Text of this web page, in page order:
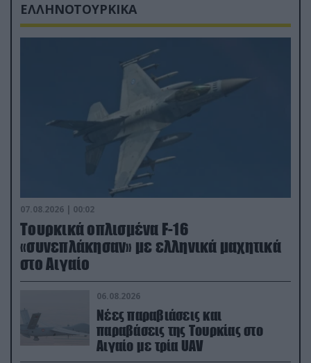
ΕΛΛΗΝΟΤΟΥΡΚΙΚΑ
07.08.2026 | 00:02
Τουρκικά οπλισμένα F-16
«συνεπλάκησαν» με ελληνικά μαχητικά
στο Αιγαίο
06.08.2026
Νέες παραβιάσεις και
παραβάσεις της Τουρκίας στο
Αιγαίο με τρία UAV